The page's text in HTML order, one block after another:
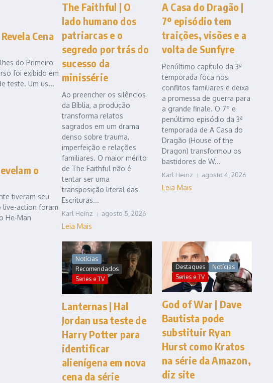
Cena
do Primeiro
foi exibido em
teste. Um us...
o
tiveram seu
live-action foram
He-Man
The Faithful | O
lado humano dos
patriarcas e o
segredo por trás do
sucesso da
minissérie
Ao preencher os silêncios
da Bíblia, a produção
transforma relatos
sagrados em um drama
denso sobre trauma,
imperfeição e relações
familiares. O maior mérito
de The Faithful não é
tentar ser uma
transposição literal das
Escrituras...
Karl Heinz agosto 5, 2026
Leia Mais
A Casa do Dragão |
7º episódio tem
traições, visões e a
volta de Sunfyre
Penúltimo capítulo da 3ª
temporada foca nos
conflitos familiares e deixa
a promessa de guerra para
a grande finale. O 7º e
penúltimo episódio da 3ª
temporada de A Casa do
Dragão (House of the
Dragon) transformou os
bastidores de W...
Karl Heinz agosto 4, 2026
Leia Mais
Notícias
Recomendados
Series e TV
Lanternas | Hal
Jordan usa teste de
Harry Potter para
identificar
alienígena em nova
cena da série
Destaques
Notícias
Series e TV
God of War | Dave
Bautista pode
substituir Ryan
Hurst como Kratos
na série da Amazon,
diz site